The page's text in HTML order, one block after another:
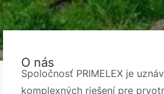
O nás
Spoločnosť PRIMELEX je
komplexných riešení pre